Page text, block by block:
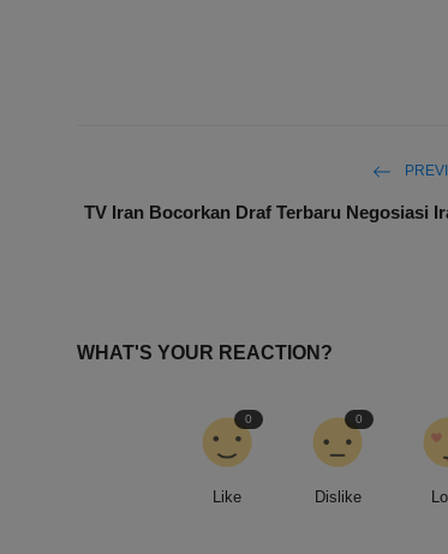
TV Iran Bocorkan Draf Terbaru Negosiasi
WHAT'S YOUR REACTION?
Like
0
Dislike
0